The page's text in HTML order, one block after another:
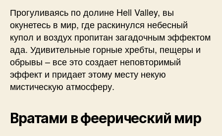
Прогуливаясь по долине Hell Valley, вы
окунетесь в мир, где раскинулся небесный
купол и воздух пропитан загадочным эффектом
ада. Удивительные горные хребты, пещеры и
обрывы – все это создает неповторимый
эффект и придает этому месту некую
мистическую атмосферу.
Вратами в феерический мир